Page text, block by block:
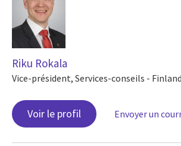
Riku Rokala
Vice-président, Services-conseils -
Voir le profil Envoyer un